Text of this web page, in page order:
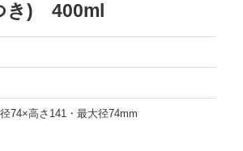
き) 400ml
74×高さ141・最大径74mm